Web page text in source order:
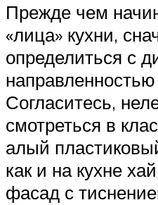
Прежде чем
«лица» кухни,
определиться с
Согласитесь,
смотреться в
алый
как и на кухне
фасад с